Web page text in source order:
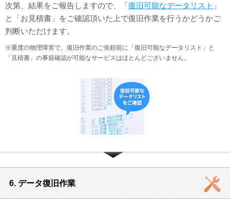
次第、結果をご報告しますので、「復旧可能なデータリスト 」
と「お見積書」をご確認頂いた上で復旧作業を行うかどうかご
判断いただけます。
※重度の物理障害で、復旧作業のご依頼前に「復旧可能なデータリスト」と
「見積書」の事前確認が可能なサービスはほとんどございません。
6. データ復旧作業